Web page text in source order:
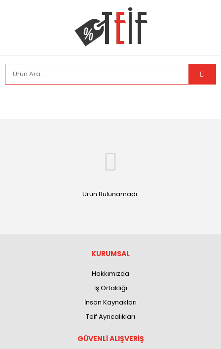
Ürün Bulunamadı.
KURUMSAL
Hakkımızda
İş Ortaklığı
İnsan Kaynakları
Teif Ayrıcalıkları
GÜVENLİ ALIŞVERİŞ